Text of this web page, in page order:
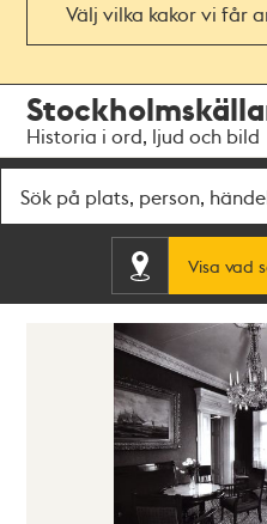
Välj vilka kakor vi får
navigationen
huvudinnehållet
Historia i ord, ljud och bild
Visa vad